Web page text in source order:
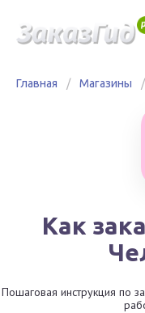
Главная / Магазины /
Как
Пошаговая инструкция по